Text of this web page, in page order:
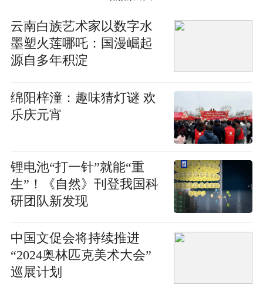
云南白族艺术家以数字水
墨塑火莲哪吒：国漫崛起
源自多年积淀
绵阳梓潼：趣味猜灯谜 欢
乐庆元宵
锂电池“打一针”就能“重
生”！《自然》刊登我国科
研团队新发现
中国文促会将持续推进
“2024奥林匹克美术大会”
巡展计划